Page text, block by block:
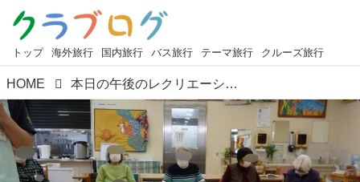
トップ 海外旅行 国内旅行 バス旅行 テーマ旅行 クルーズ旅行
HOME 本日の午後のレクリエーションはゲームでした。